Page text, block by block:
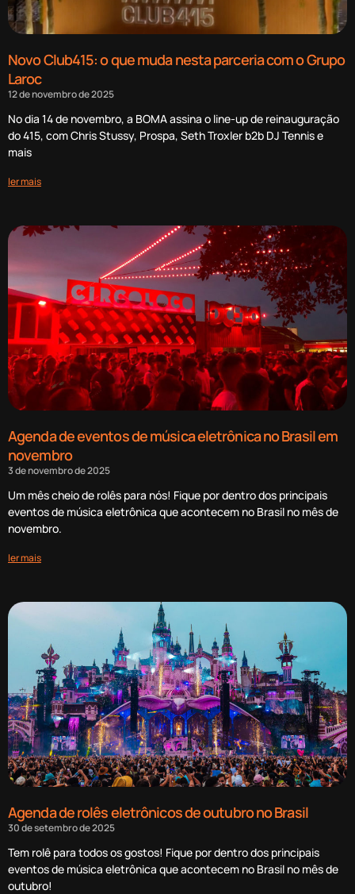
Novo Club415: o que muda nesta parceria com o Grupo
Laroc
12 de novembro de 2025
No dia 14 de novembro, a BOMA assina o line-up de reinauguração
do 415, com Chris Stussy, Prospa, Seth Troxler b2b DJ Tennis e
mais
ler mais
Agenda de eventos de música eletrônica no Brasil em
novembro
3 de novembro de 2025
Um mês cheio de rolês para nós! Fique por dentro dos principais
eventos de música eletrônica que acontecem no Brasil no mês de
novembro.
ler mais
Agenda de rolês eletrônicos de outubro no Brasil
30 de setembro de 2025
Tem rolê para todos os gostos! Fique por dentro dos principais
eventos de música eletrônica que acontecem no Brasil no mês de
outubro!